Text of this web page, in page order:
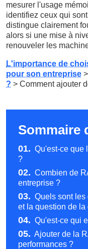
mesurer l'usage
identifiez ceux qui
distingue clairement
alors si une mise à
renouveler les
L'importance de
pour son entreprise >
? > Comment ajouter
Sommaire
01. Qu'est-ce que
?
02. Combien de
entreprise ?
03. Quels sont les
et la question de
04. Qu'est-ce qui
05. Ajouter de la
performances ?